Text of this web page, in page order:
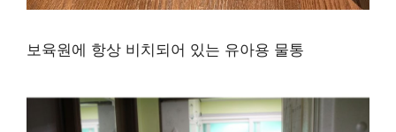
보육원에 항상 비치되어 있는 유아용 물통